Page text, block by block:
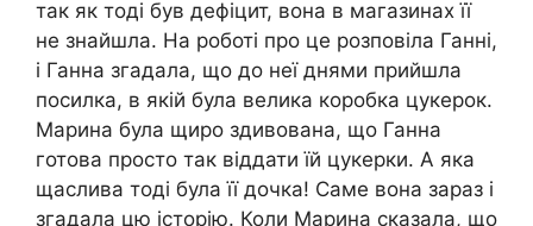
так як тоді був дефіцит, вона в магазинах її
не знайшла. На роботі про це розповіла Ганні,
і Ганна згадала, що до неї днями прийшла
посилка, в якій була велика коробка цукерок.
Марина була щиро здивована, що Ганна
готова просто так віддати їй цукерки. А яка
щаслива тоді була її дочка! Саме вона зараз і
згадала цю історію. Коли Марина сказала, що